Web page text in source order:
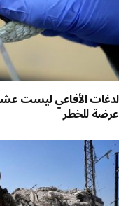
لدغات الأفاعي ليست
عرضة للخطر